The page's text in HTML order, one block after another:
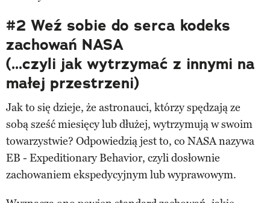
#2 Weź sobie do serca kodeks
zachowań NASA
(...czyli jak wytrzymać z innymi na
małej przestrzeni)
Jak to się dzieje, że astronauci, którzy spędzają ze
sobą sześć miesięcy lub dłużej, wytrzymują w swoim
towarzystwie? Odpowiedzią jest to, co NASA nazywa
EB - Expeditionary Behavior, czyli dosłownie
zachowaniem ekspedycyjnym lub wyprawowym.